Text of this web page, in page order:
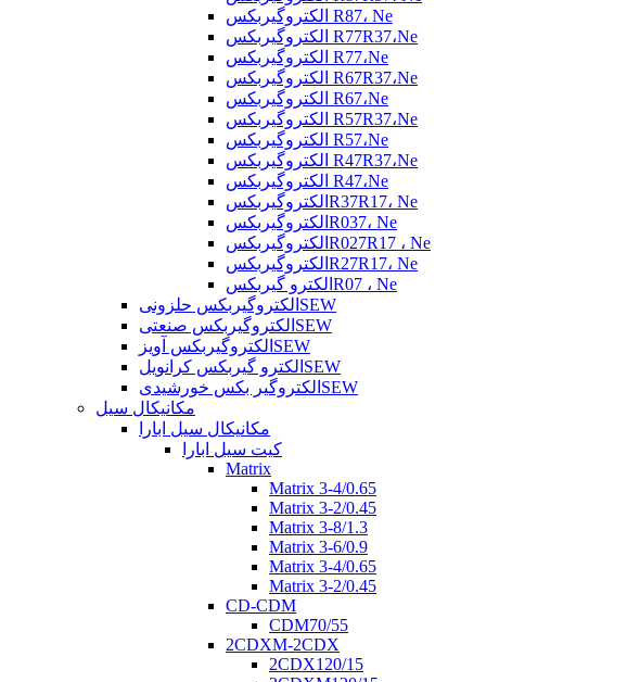
الکتروگیربکس R87، Ne
الکتروگیربکس R77R37،Ne
الکتروگیربکس R77،Ne
الکتروگیربکس R67R37،Ne
الکتروگیربکس R67،Ne
الکتروگیربکس R57R37،Ne
الکتروگیربکس R57،Ne
الکتروگیربکس R47R37،Ne
الکتروگیربکس R47،Ne
الکتروگیربکسR37R17، Ne
الکتروگیربکسR037، Ne
الکتروگیربکسR027R17 ، Ne
الکتروگیربکسR27R17، Ne
الکترو گیربکسR07 ، Ne
الکتروگیربکس حلزونیSEW
الکتروگیربکس صنعتیSEW
الکتروگیربکس آویزSEW
الکترو گیربکس کرانویلSEW
الکتروگیر بکس خورشیدیSEW
مکانیکال سیل
مکانیکال سیل ابارا
کیت سیل ابارا
Matrix
Matrix 3-4/0.65
Matrix 3-2/0.45
Matrix 3-8/1.3
Matrix 3-6/0.9
Matrix 3-4/0.65
Matrix 3-2/0.45
CD-CDM
CDM70/55
2CDXM-2CDX
2CDX120/15